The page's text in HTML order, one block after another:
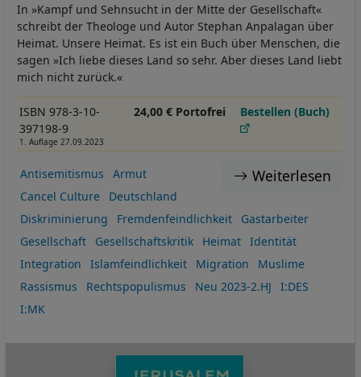
In »Kampf und Sehnsucht in der Mitte der Gesellschaft«
schreibt der Theologe und Autor Stephan Anpalagan über
Heimat. Unsere Heimat. Es ist ein Buch über Menschen, die
sagen »Ich liebe dieses Land so sehr. Aber dieses Land liebt
mich nicht zurück.«
ISBN 978-3-10-
397198-9
1. Auflage 27.09.2023
24,00 € Portofrei Bestellen (Buch)
Weiterlesen
Antisemitismus
Armut
Cancel Culture
Deutschland
Diskriminierung
Fremdenfeindlichkeit
Gastarbeiter
Gesellschaft
Gesellschaftskritik Heimat
Identität
Integration
Islamfeindlichkeit Migration
Muslime
Rassismus
Rechtspopulismus Neu 2023-2.HJ
I:DES
I:MK